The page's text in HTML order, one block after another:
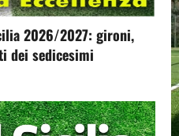
2026/2027: gironi,
dei sedicesimi